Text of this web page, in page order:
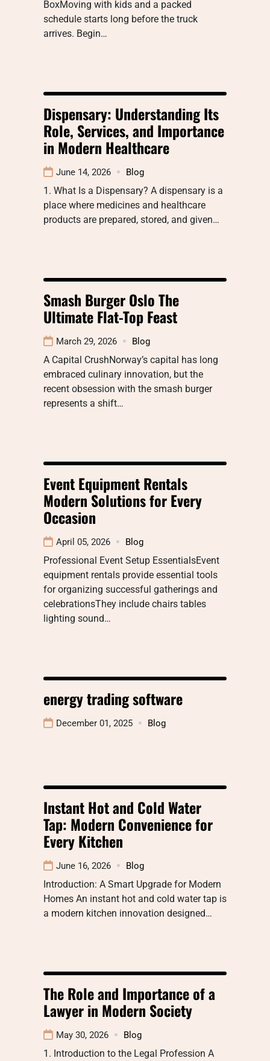
BoxMoving with kids and a packed
schedule starts long before the truck
arrives. Begin…
Dispensary: Understanding Its
Role, Services, and Importance
in Modern Healthcare
June 14, 2026 Blog
1. What Is a Dispensary? A dispensary is a
place where medicines and healthcare
products are prepared, stored, and given…
Smash Burger Oslo The
Ultimate Flat-Top Feast
March 29, 2026 Blog
A Capital CrushNorway’s capital has long
embraced culinary innovation, but the
recent obsession with the smash burger
represents a shift…
Event Equipment Rentals
Modern Solutions for Every
Occasion
April 05, 2026 Blog
Professional Event Setup EssentialsEvent
equipment rentals provide essential tools
for organizing successful gatherings and
celebrationsThey include chairs tables
lighting sound…
energy trading software
December 01, 2025 Blog
Instant Hot and Cold Water
Tap: Modern Convenience for
Every Kitchen
June 16, 2026 Blog
Introduction: A Smart Upgrade for Modern
Homes An instant hot and cold water tap is
a modern kitchen innovation designed…
The Role and Importance of a
Lawyer in Modern Society
May 30, 2026 Blog
1. Introduction to the Legal Profession A